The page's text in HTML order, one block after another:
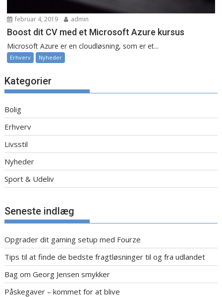
februar 4, 2019 admin
Boost dit CV med et Microsoft Azure kursus
Microsoft Azure er en cloudløsning, som er et...
Erhverv Nyheder
Kategorier
Bolig
Erhverv
Livsstil
Nyheder
Sport & Udeliv
Seneste indlæg
Opgrader dit gaming setup med Fourze
Tips til at finde de bedste fragtløsninger til og fra udlandet
Bag om Georg Jensen smykker
Påskegaver – kommet for at blive